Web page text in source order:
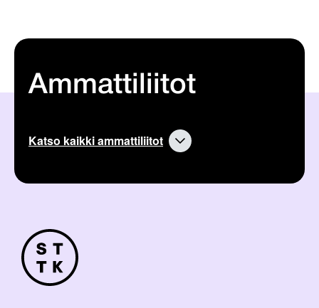
Ammattiliitot
Katso kaikki ammattiliitot